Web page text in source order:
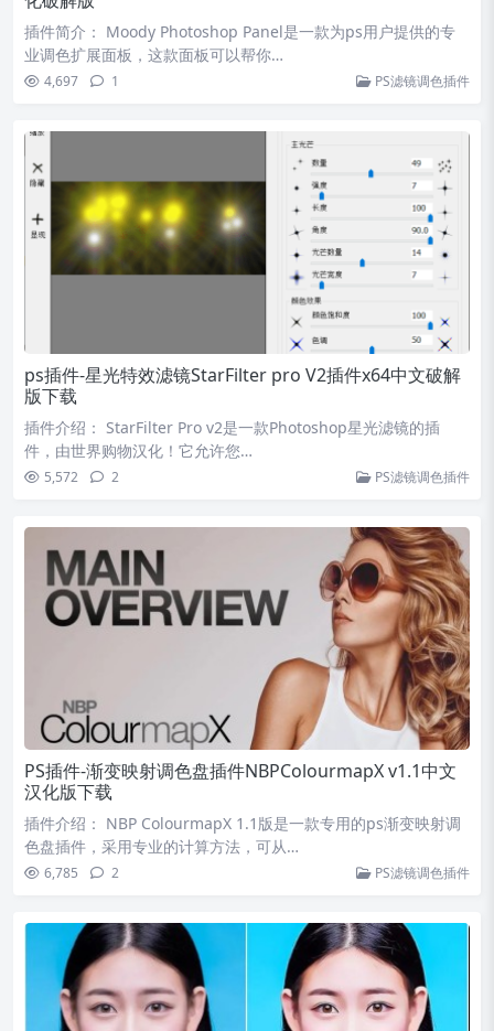
插件简介： Moody Photoshop Panel是一款为ps用户提供的专
业调色扩展面板，这款面板可以帮你…
4,697 1 PS滤镜调色插件
ps插件-星光特效滤镜StarFilter pro V2插件x64中文破解
版下载
插件介绍： StarFilter Pro v2是一款Photoshop星光滤镜的插
件，由世界购物汉化！它允许您…
5,572 2 PS滤镜调色插件
PS插件-渐变映射调色盘插件NBPColourmapX v1.1中文
汉化版下载
插件介绍： NBP ColourmapX 1.1版是一款专用的ps渐变映射调
色盘插件，采用专业的计算方法，可从…
6,785 2 PS滤镜调色插件